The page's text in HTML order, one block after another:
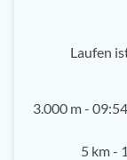
Laufen
3.000 m -
5 km -